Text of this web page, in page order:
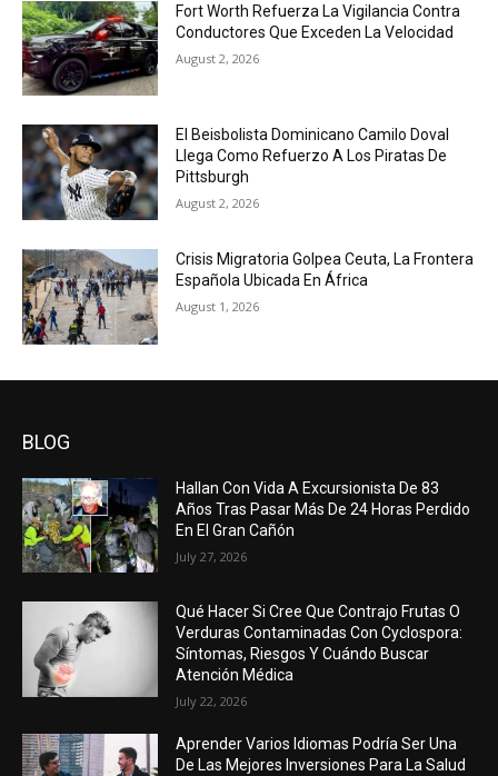
Fort Worth Refuerza La Vigilancia Contra
Conductores Que Exceden La Velocidad
August 2, 2026
El Beisbolista Dominicano Camilo Doval
Llega Como Refuerzo A Los Piratas De
Pittsburgh
August 2, 2026
Crisis Migratoria Golpea Ceuta, La Frontera
Española Ubicada En África
August 1, 2026
BLOG
Hallan Con Vida A Excursionista De 83
Años Tras Pasar Más De 24 Horas Perdido
En El Gran Cañón
July 27, 2026
Qué Hacer Si Cree Que Contrajo Frutas O
Verduras Contaminadas Con Cyclospora:
Síntomas, Riesgos Y Cuándo Buscar
Atención Médica
July 22, 2026
Aprender Varios Idiomas Podría Ser Una
De Las Mejores Inversiones Para La Salud